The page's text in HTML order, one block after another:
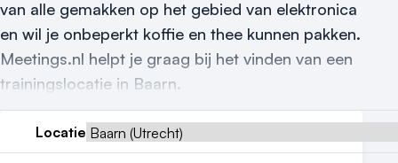
Nieuws
Reviews (5⭐️)
van alle gemakken op het gebied van elektronica
en wil je onbeperkt koffie en thee kunnen pakken.
Meetings.nl helpt je graag bij het vinden van een
trainingslocatie in Baarn.
Locatie